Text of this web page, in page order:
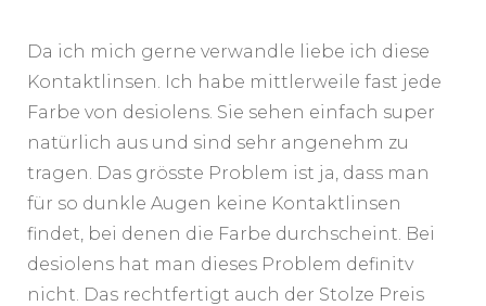
Da ich mich gerne verwandle liebe ich diese
Kontaktlinsen. Ich habe mittlerweile fast jede
Farbe von desiolens. Sie sehen einfach super
natürlich aus und sind sehr angenehm zu
tragen. Das grösste Problem ist ja, dass man
für so dunkle Augen keine Kontaktlinsen
findet, bei denen die Farbe durchscheint. Bei
desiolens hat man dieses Problem definitv
nicht. Das rechtfertigt auch der Stolze Preis